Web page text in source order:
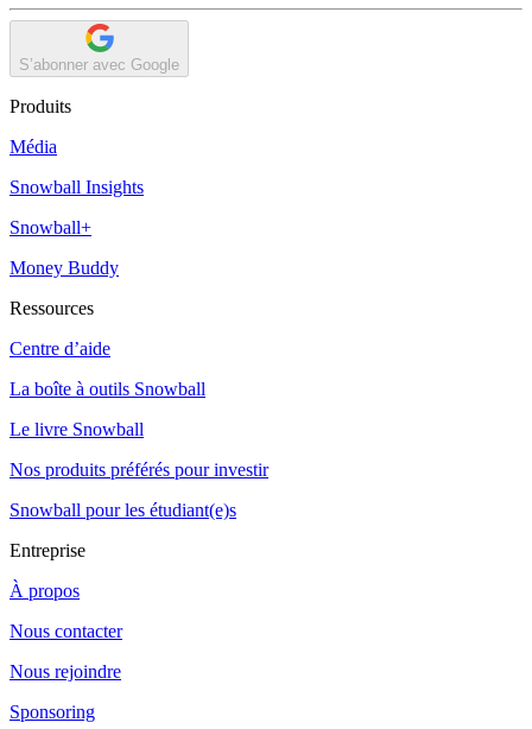
S’abonner avec Google
Produits
Média
Snowball Insights
Snowball+
Money Buddy
Ressources
Centre d’aide
La boîte à outils Snowball
Le livre Snowball
Nos produits préférés pour investir
Snowball pour les étudiant(e)s
Entreprise
À propos
Nous contacter
Nous rejoindre
Sponsoring